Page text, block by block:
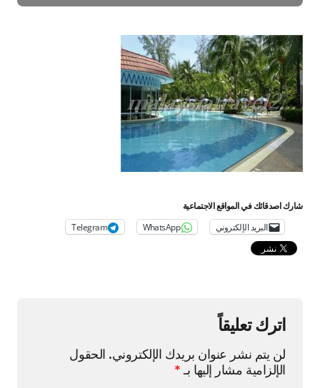
شارك اصدقائك في المواقع الاجتماعية
البريد الإلكتروني WhatsApp
Telegram
اترك تعليقاً
لن يتم نشر عنوان بريدك الإلكتروني. الحقول
الإلزامية مشار إليها بـ *